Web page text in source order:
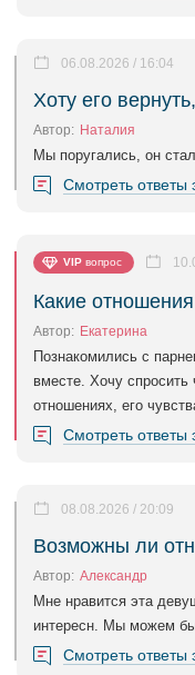
Хоту его
06.08.2026 / 16:04
Автор: Наталия
Мы поругались, он
Смотреть ответы
VIP вопрос
Какие
Автор: Екатерина
Познакомились с
вместе. Хочу
отношениях, его
Смотреть ответы
Возможны ли
08.08.2026 / 20:09
Автор: Александр
Мне нравится эта
интересн. Мы можем
Смотреть ответы